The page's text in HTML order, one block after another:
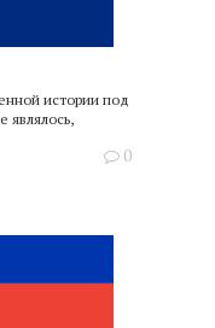
истории под
являлось,
0